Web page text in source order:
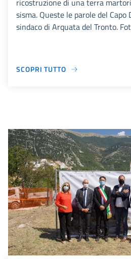
ricostruzione di una terra
sisma. Queste le parole del
sindaco di Arquata del Tronto.
SCOPRI TUTTO